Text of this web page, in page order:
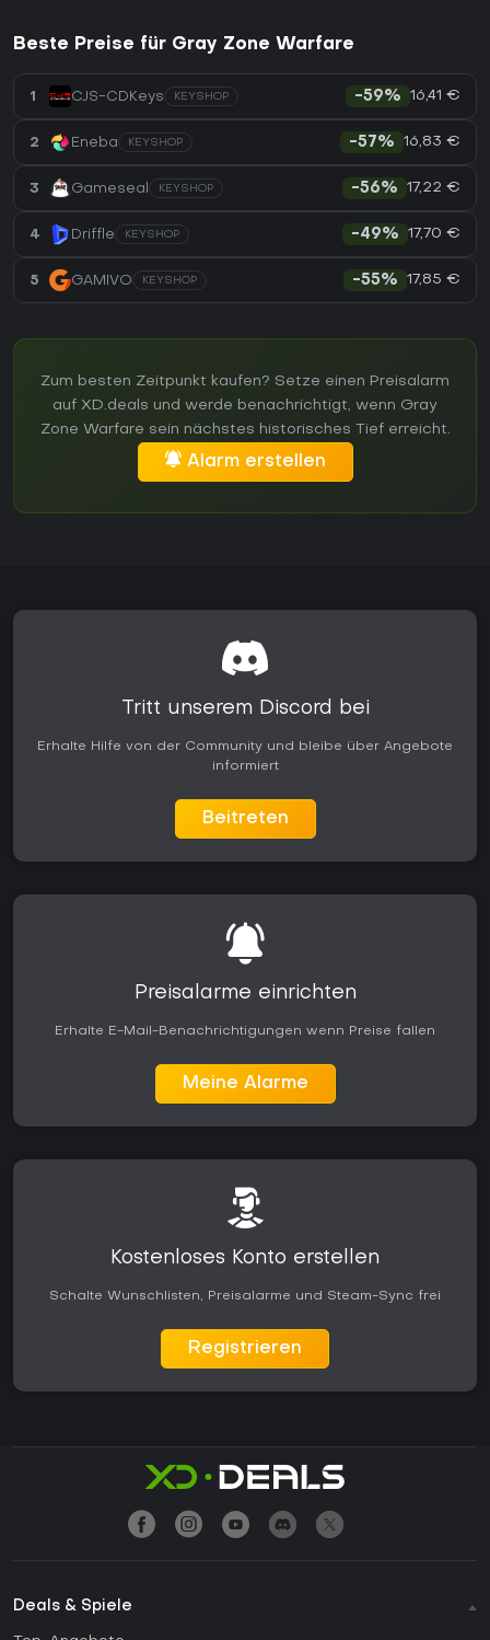
Beste Preise für Gray Zone Warfare
1 CJS-CDKeys KEYSHOP -59% 16,41 €
2 Eneba KEYSHOP -57% 16,83 €
3 Gameseal KEYSHOP -56% 17,22 €
4 Driffle KEYSHOP -49% 17,70 €
5 GAMIVO KEYSHOP -55% 17,85 €
Zum besten Zeitpunkt kaufen? Setze einen Preisalarm
auf XD.deals und werde benachrichtigt, wenn Gray
Zone Warfare sein nächstes historisches Tief erreicht.
Alarm erstellen
Tritt unserem Discord bei
Erhalte Hilfe von der Community und bleibe über Angebote
informiert
Beitreten
Preisalarme einrichten
Erhalte E-Mail-Benachrichtigungen wenn Preise fallen
Meine Alarme
Kostenloses Konto erstellen
Schalte Wunschlisten, Preisalarme und Steam-Sync frei
Registrieren
Deals & Spiele